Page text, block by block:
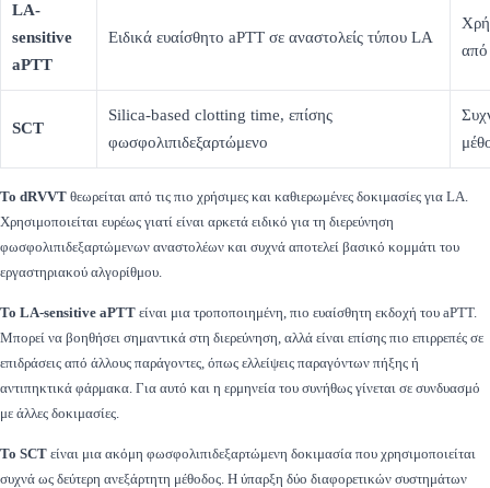
LA-
sensitive
aPTT
Ειδικά ευαίσθητο aPTT σε αναστολείς τύπου LA
από
SCT
Silica-based clotting time, επίσης
φωσφολιπιδεξαρτώμενο
Το dRVVT θεωρείται από τις πιο χρήσιμες και καθιερωμένες δοκιμασίες για LA.
Χρησιμοποιείται ευρέως γιατί είναι αρκετά ειδικό για τη διερεύνηση
φωσφολιπιδεξαρτώμενων αναστολέων και συχνά αποτελεί βασικό κομμάτι του
εργαστηριακού αλγορίθμου.
Το LA-sensitive aPTT είναι μια τροποποιημένη, πιο ευαίσθητη εκδοχή του aPTT.
Μπορεί να βοηθήσει σημαντικά στη διερεύνηση, αλλά είναι επίσης πιο επιρρεπές σε
επιδράσεις από άλλους παράγοντες, όπως ελλείψεις παραγόντων πήξης ή
αντιπηκτικά φάρμακα. Για αυτό και η ερμηνεία του συνήθως γίνεται σε συνδυασμό
με άλλες δοκιμασίες.
Το SCT είναι μια ακόμη φωσφολιπιδεξαρτώμενη δοκιμασία που χρησιμοποιείται
συχνά ως δεύτερη ανεξάρτητη μέθοδος. Η ύπαρξη δύο διαφορετικών συστημάτων